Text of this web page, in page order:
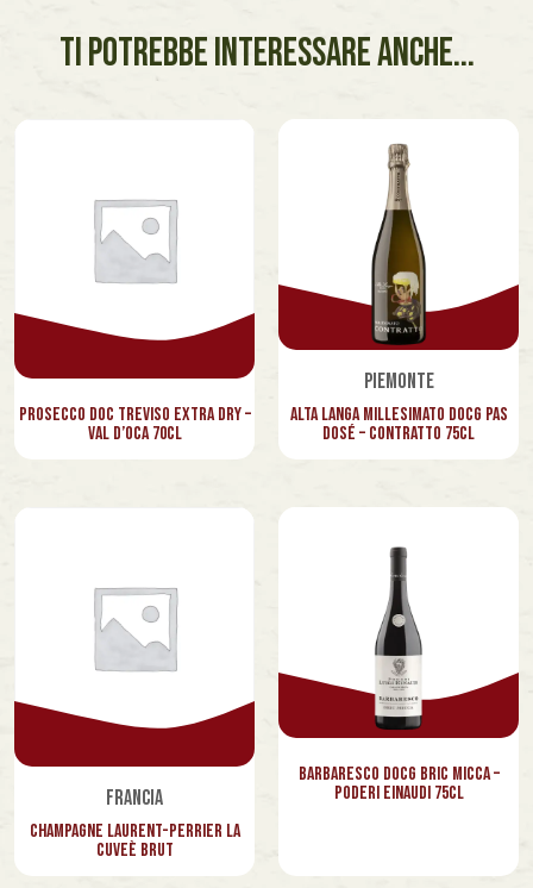
TI POTREBBE INTERESSARE ANCHE...
Prosecco Doc Treviso Extra Dry –
Val d’Oca 70cl
Piemonte
Alta Langa Millesimato Docg Pas
Dosé – Contratto 75cl
Francia
Champagne Laurent-Perrier La
Cuveè Brut
Barbaresco Docg Bric Micca –
Poderi Einaudi 75cl